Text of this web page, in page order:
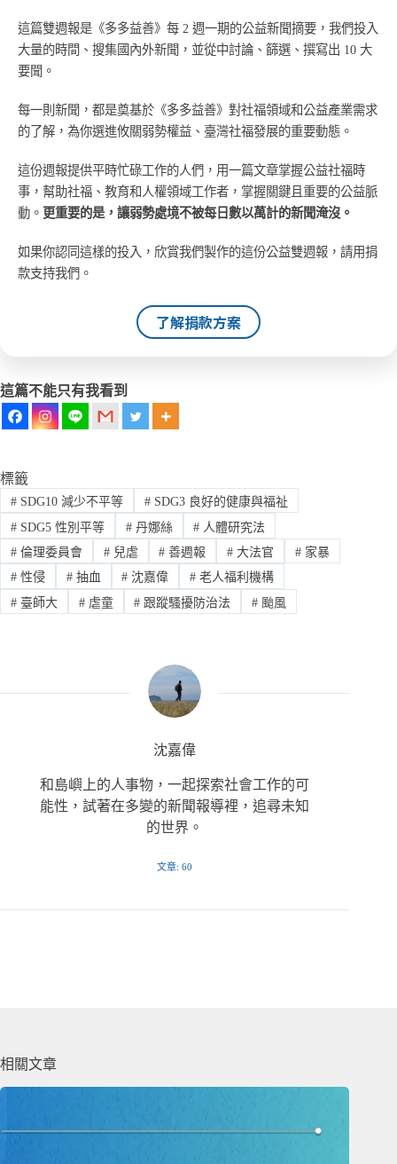
這篇雙週報是《多多益善》每 2 週一期的公益新聞摘要，我們投入
大量的時間、搜集國內外新聞，並從中討論、篩選、撰寫出 10 大
要聞。
每一則新聞，都是奠基於《多多益善》對社福領域和公益產業需求
的了解，為你選進攸關弱勢權益、臺灣社福發展的重要動態。
這份週報提供平時忙碌工作的人們，用一篇文章掌握公益社福時
事，幫助社福、教育和人權領域工作者，掌握關鍵且重要的公益脈
動。 更重要的是，讓弱勢處境不被每日數以萬計的新聞淹沒。
如果你認同這樣的投入，欣賞我們製作的這份公益雙週報，請用捐
款支持我們。
了解捐款方案
這篇不能只有我看到
標籤
#SDG10 減少不平等 #SDG3 良好的健康與福祉
#SDG5 性別平等 #丹娜絲 # 人體研究法
#倫理委員會 #兒虐 # 善週報 # 大法官 # 家暴
#性侵 #抽血 # 沈嘉偉 # 老人福利機構
#臺師大 #虐童 # 跟蹤騷擾防治法 # 颱風
沈嘉偉
和島嶼上的人事物，一起探索社會工作的可
能性，試著在多變的新聞報導裡，追尋未知
的世界。
文章: 60
相關文章